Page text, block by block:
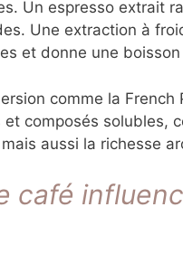
Un espresso extrait
Une extraction à
et donne une
comme la
composés solubles,
aussi la richesse
café